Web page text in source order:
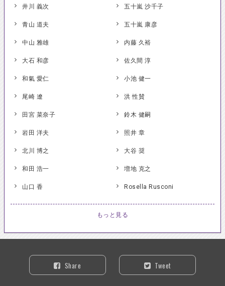
井川 義次 五十嵐 沙千子
青山 道夫 五十嵐 康彦
中山 雅雄 内藤 久裕
大石 和彦 佐久間 淳
和氣 愛仁 小池 健一
尾崎 遼 洪 性賛
田宮 菜奈子 鈴木 健嗣
岩田 洋夫 照井 章
北川 博之 大谷 奨
和田 浩一 増地 克之
山口 香 Rosella Rusconi
もっと見る
Share Tweet